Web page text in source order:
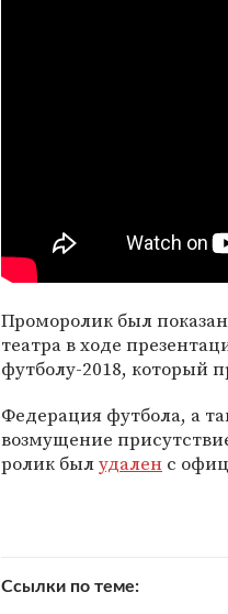
Проморолик был
театра в ходе
футболу-2018, который
Федерация футбола, а
возмущение
ролик былудален с
Ссылки по теме